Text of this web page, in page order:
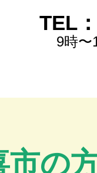
TEL
9時〜
市の